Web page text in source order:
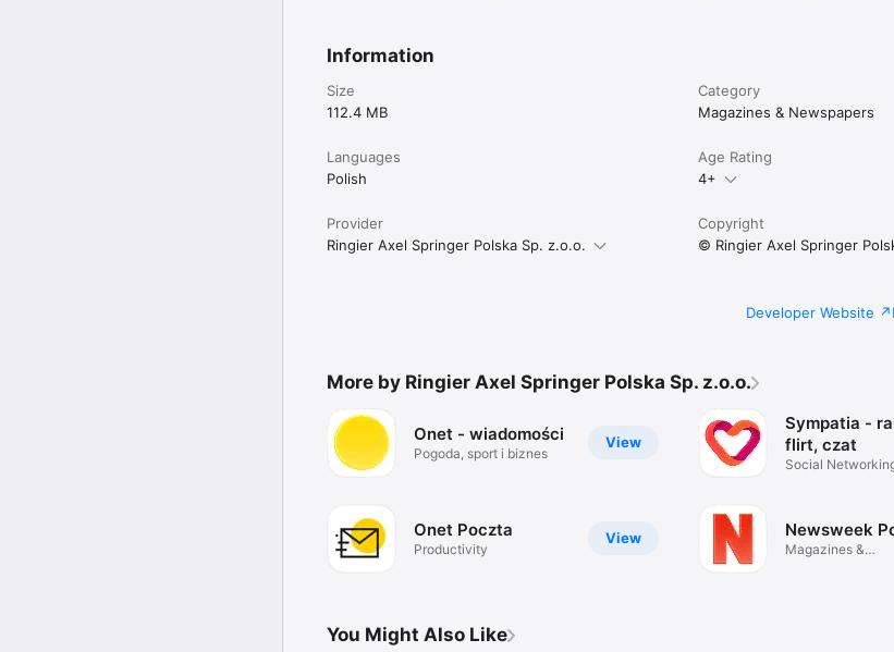
Information
Size
112.4 MB
Category
Magazines & Newspapers
Languages
Polish
Age Rating
4+
Provider
Ringier Axel Springer Polska Sp. z.o.o.
Copyright
© Ringier Axel Springer
Developer Website
More by Ringier Axel Springer Polska Sp. z.o.o.
View
Onet - wiadomości
Pogoda, sport i biznes
View
Onet Poczta
Productivity
Sympatia -
flirt, czat
Social
Newsweek
Magazines &
You Might Also Like